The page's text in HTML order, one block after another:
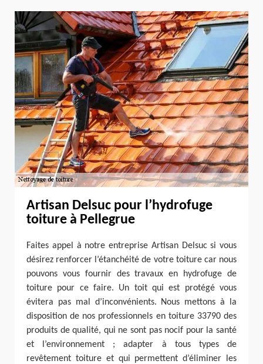
Artisan Delsuc pour l’hydrofuge
toiture à Pellegrue
Faites appel à notre entreprise Artisan Delsuc si vous
désirez renforcer l’étanchéité de votre toiture car nous
pouvons vous fournir des travaux en hydrofuge de
toiture pour ce faire. Un toit qui est protégé vous
évitera pas mal d’inconvénients. Nous mettons à la
disposition de nos professionnels en toiture 33790 des
produits de qualité, qui ne sont pas nocif pour la santé
et l’environnement ; adapter à tous types de
revêtement toiture et qui permettent d’éliminer les